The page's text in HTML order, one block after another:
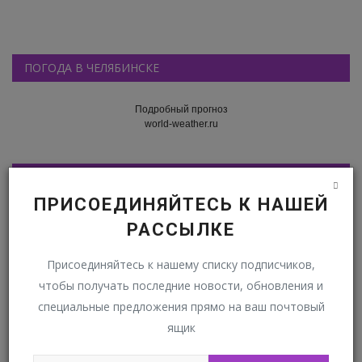
ПРИСОЕДИНЯЙТЕСЬ К НАШЕЙ
РАССЫЛКЕ
Присоединяйтесь к нашему списку подписчиков,
чтобы получать последние новости, обновления и
специальные предложения прямо на ваш почтовый
ящик
ПОГОДА В ЧЕЛЯБИНСКЕ
Подробный прогноз
world-weather.ru